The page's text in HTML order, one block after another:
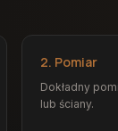
2. Pomiar
Dokładny
lub ściany.